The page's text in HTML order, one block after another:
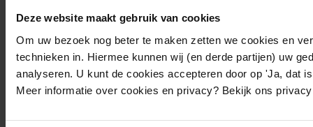
Deze website maakt gebruik van cookies
Om uw bezoek nog beter te maken zetten we cookies en
technieken in. Hiermee kunnen wij (en derde partijen) uw
analyseren. U kunt de cookies accepteren door op 'Ja, dat
Meer informatie over cookies en privacy? Bekijk ons